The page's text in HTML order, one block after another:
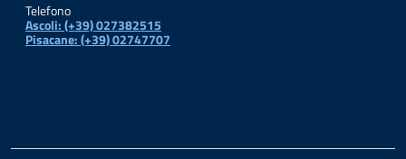
Telefono
Ascoli: (+39) 027382515
Pisacane: (+39) 02747707